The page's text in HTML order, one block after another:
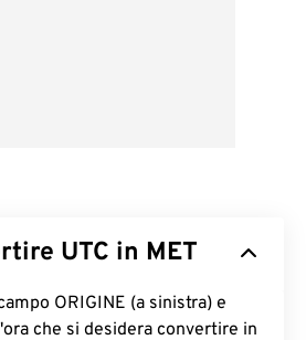
UTC in MET
ORIGINE (a sinistra) e
che si desidera convertire in